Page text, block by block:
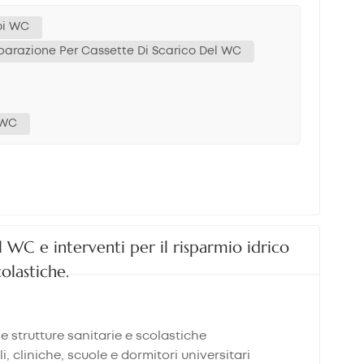
standard nel mercato brasiliano In
di scarico da 2 pollici, che è lo standard
per cassetta di scarico da 2 pollici
per WC.Allo stesso tempo, la filettatura
della cassetta di scarico del WC con
Suggerimento: Se il tuo prodotto non
Valvola di scarico Premere il pulsante
ma aumenta anche il valore del prodotto per
scarico del WC dovrebbe includere: Altezza
di scarico regolabile Asta del bottone
a diverse dimensioni e design di serbatoi,
prima dell'acquisto.👉 Regola
e alla durata Le perdite sono uno dei
di scarico di alta qualità dovrebbero
WC
Per Cassette Di Scarico Del WC
WC e interventi per il risparmio idrico
strutture sanitarie e scolastiche
cliniche, scuole e dormitori universitari